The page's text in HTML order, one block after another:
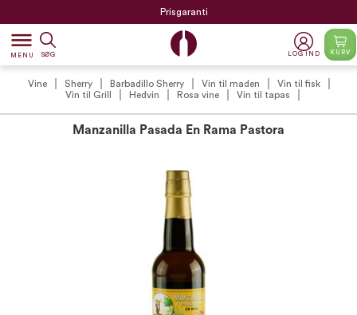
Prisgaranti
dehaze
MENU SØG LOG IND KURV
Vine Sherry Barbadillo Sherry Vin til maden
Vin til fisk
Vin til Grill
Hedvin Rosa vine Vin til tapas
Manzanilla Pasada En Rama Pastora